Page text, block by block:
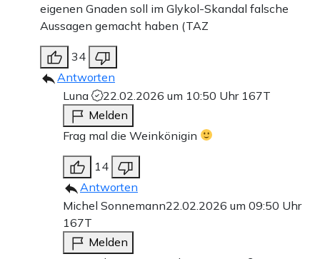
eigenen Gnaden soll im Glykol-Skandal falsche
Aussagen gemacht haben (TAZ
34
Antworten
Luna
22.02.2026 um 10:50 Uhr 167T
Melden
Frag mal die Weinkönigin
14
Antworten
Michel Sonnemann22.02.2026 um 09:50 Uhr
167T
Melden